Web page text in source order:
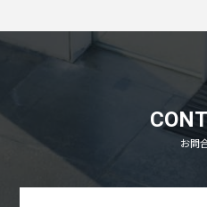
お問